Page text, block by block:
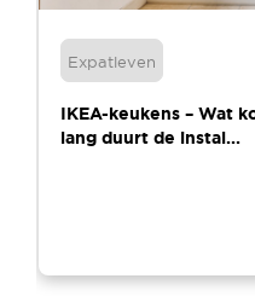
Expatleven
IKEA-keukens – Wat
lang duurt de instal...